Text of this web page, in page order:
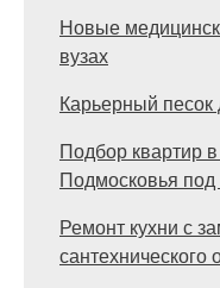
Новые
вузах
Карьерный
Подбор квартир
Подмосковья
Ремонт кухни с
сантехнического